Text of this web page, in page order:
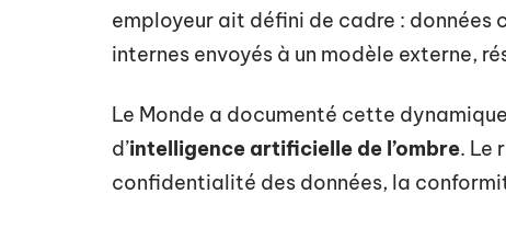
employeur ait défini de cadre :
internes envoyés à un modèle externe,
Le Monde a documenté cette
d’intelligence artificielle de l’ombre. Le
confidentialité des données, la